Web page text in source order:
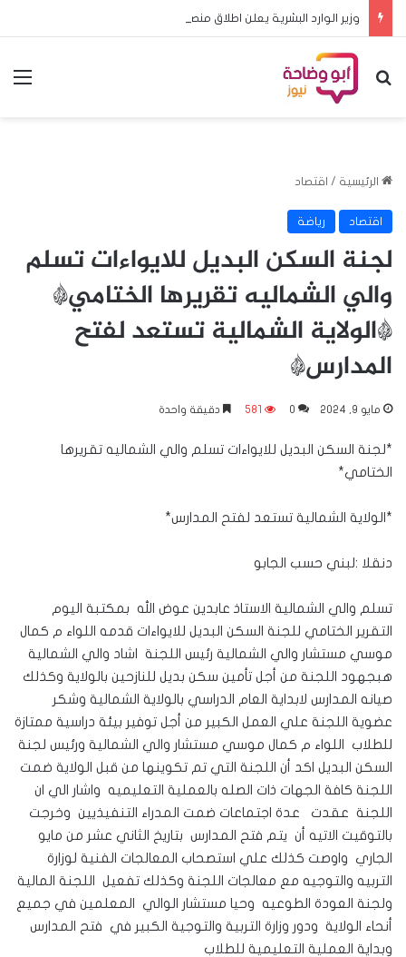
وزير الوارد البشرية يعلن اطلاق منصة (بيان)
بحث عن
الرئيسية / اقتصاد
اقتصاد رياضة
لجنة السكن البديل للايواءات تسلم
والي الشماليه تقريرها الختامي*
*الولاية الشمالية تستعد لفتح
المدارس*
مايو 9, 2024 0
581 دقيقة واحدة
*لجنة السكن البديل للايواءات تسلم والي الشماليه تقريرها
الختامي*
*الولاية الشمالية تستعد لفتح المدارس*
دنقلا :لبني حسب الجابو
تسلم والي الشمالية الاستاذ عابدين عوض الله بمكتبة اليوم
التقرير الختامي للجنة السكن البديل للايواءات قدمه اللواء م كمال
موسي مستشار والي الشمالية رئيس اللجنة اشاد والي الشمالية
هبجهود اللجنة من أجل تأمين سكن بديل للنازحين بالولاية وكذلك
صيانه المدارس لابداية العام الدراسي بالولاية الشمالية وشكر
عضوية اللجنة علي العمل الكبير من أجل توفير بيئة دراسية ممتازة
للطلاب اللواء م كمال موسي مستشار والي الشمالية ورئيس لجنة
السكن البديل اكد أن اللجنة التي تم تكوينها من قبل الولاية ضمت
اللجنة كافة الجهات ذات الصله بالعملية التعليميه واشار الي ان
اللجنة عقدت عدة اجتماعات ضمت المدراء التنفيذيين وخرجت
بالتوقيت الاتيه أن يتم فتح المدارس بتاريخ الثاني عشر من مايو
الجاري واوصت كذلك علي استصحاب المعالجات الفنية لوزارة
التربيه والتوجيه مع معالجات اللجنة وكذلك تفعيل اللجنة المالية
ولجنة العودة الطوعيه وحيا مستشار الوالي المعلمين في جميع
أنحاء الولاية ودور وزارة التربية والتوجية الكبير في فتح المدارس
وبداية العملية التعليمية للطلاب